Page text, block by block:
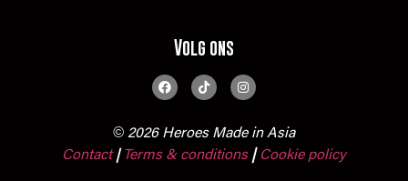
Volg ons
© 2026 Heroes Made in Asia
Contact | Terms & conditions | Cookie policy